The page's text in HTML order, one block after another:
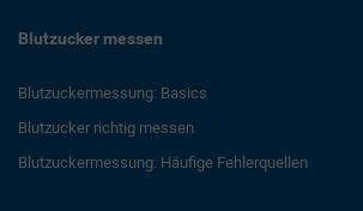
Blutzucker messen
Blutzuckermessung: Basics
Blutzucker richtig messen
Blutzuckermessung: Häufige Fehlerquellen